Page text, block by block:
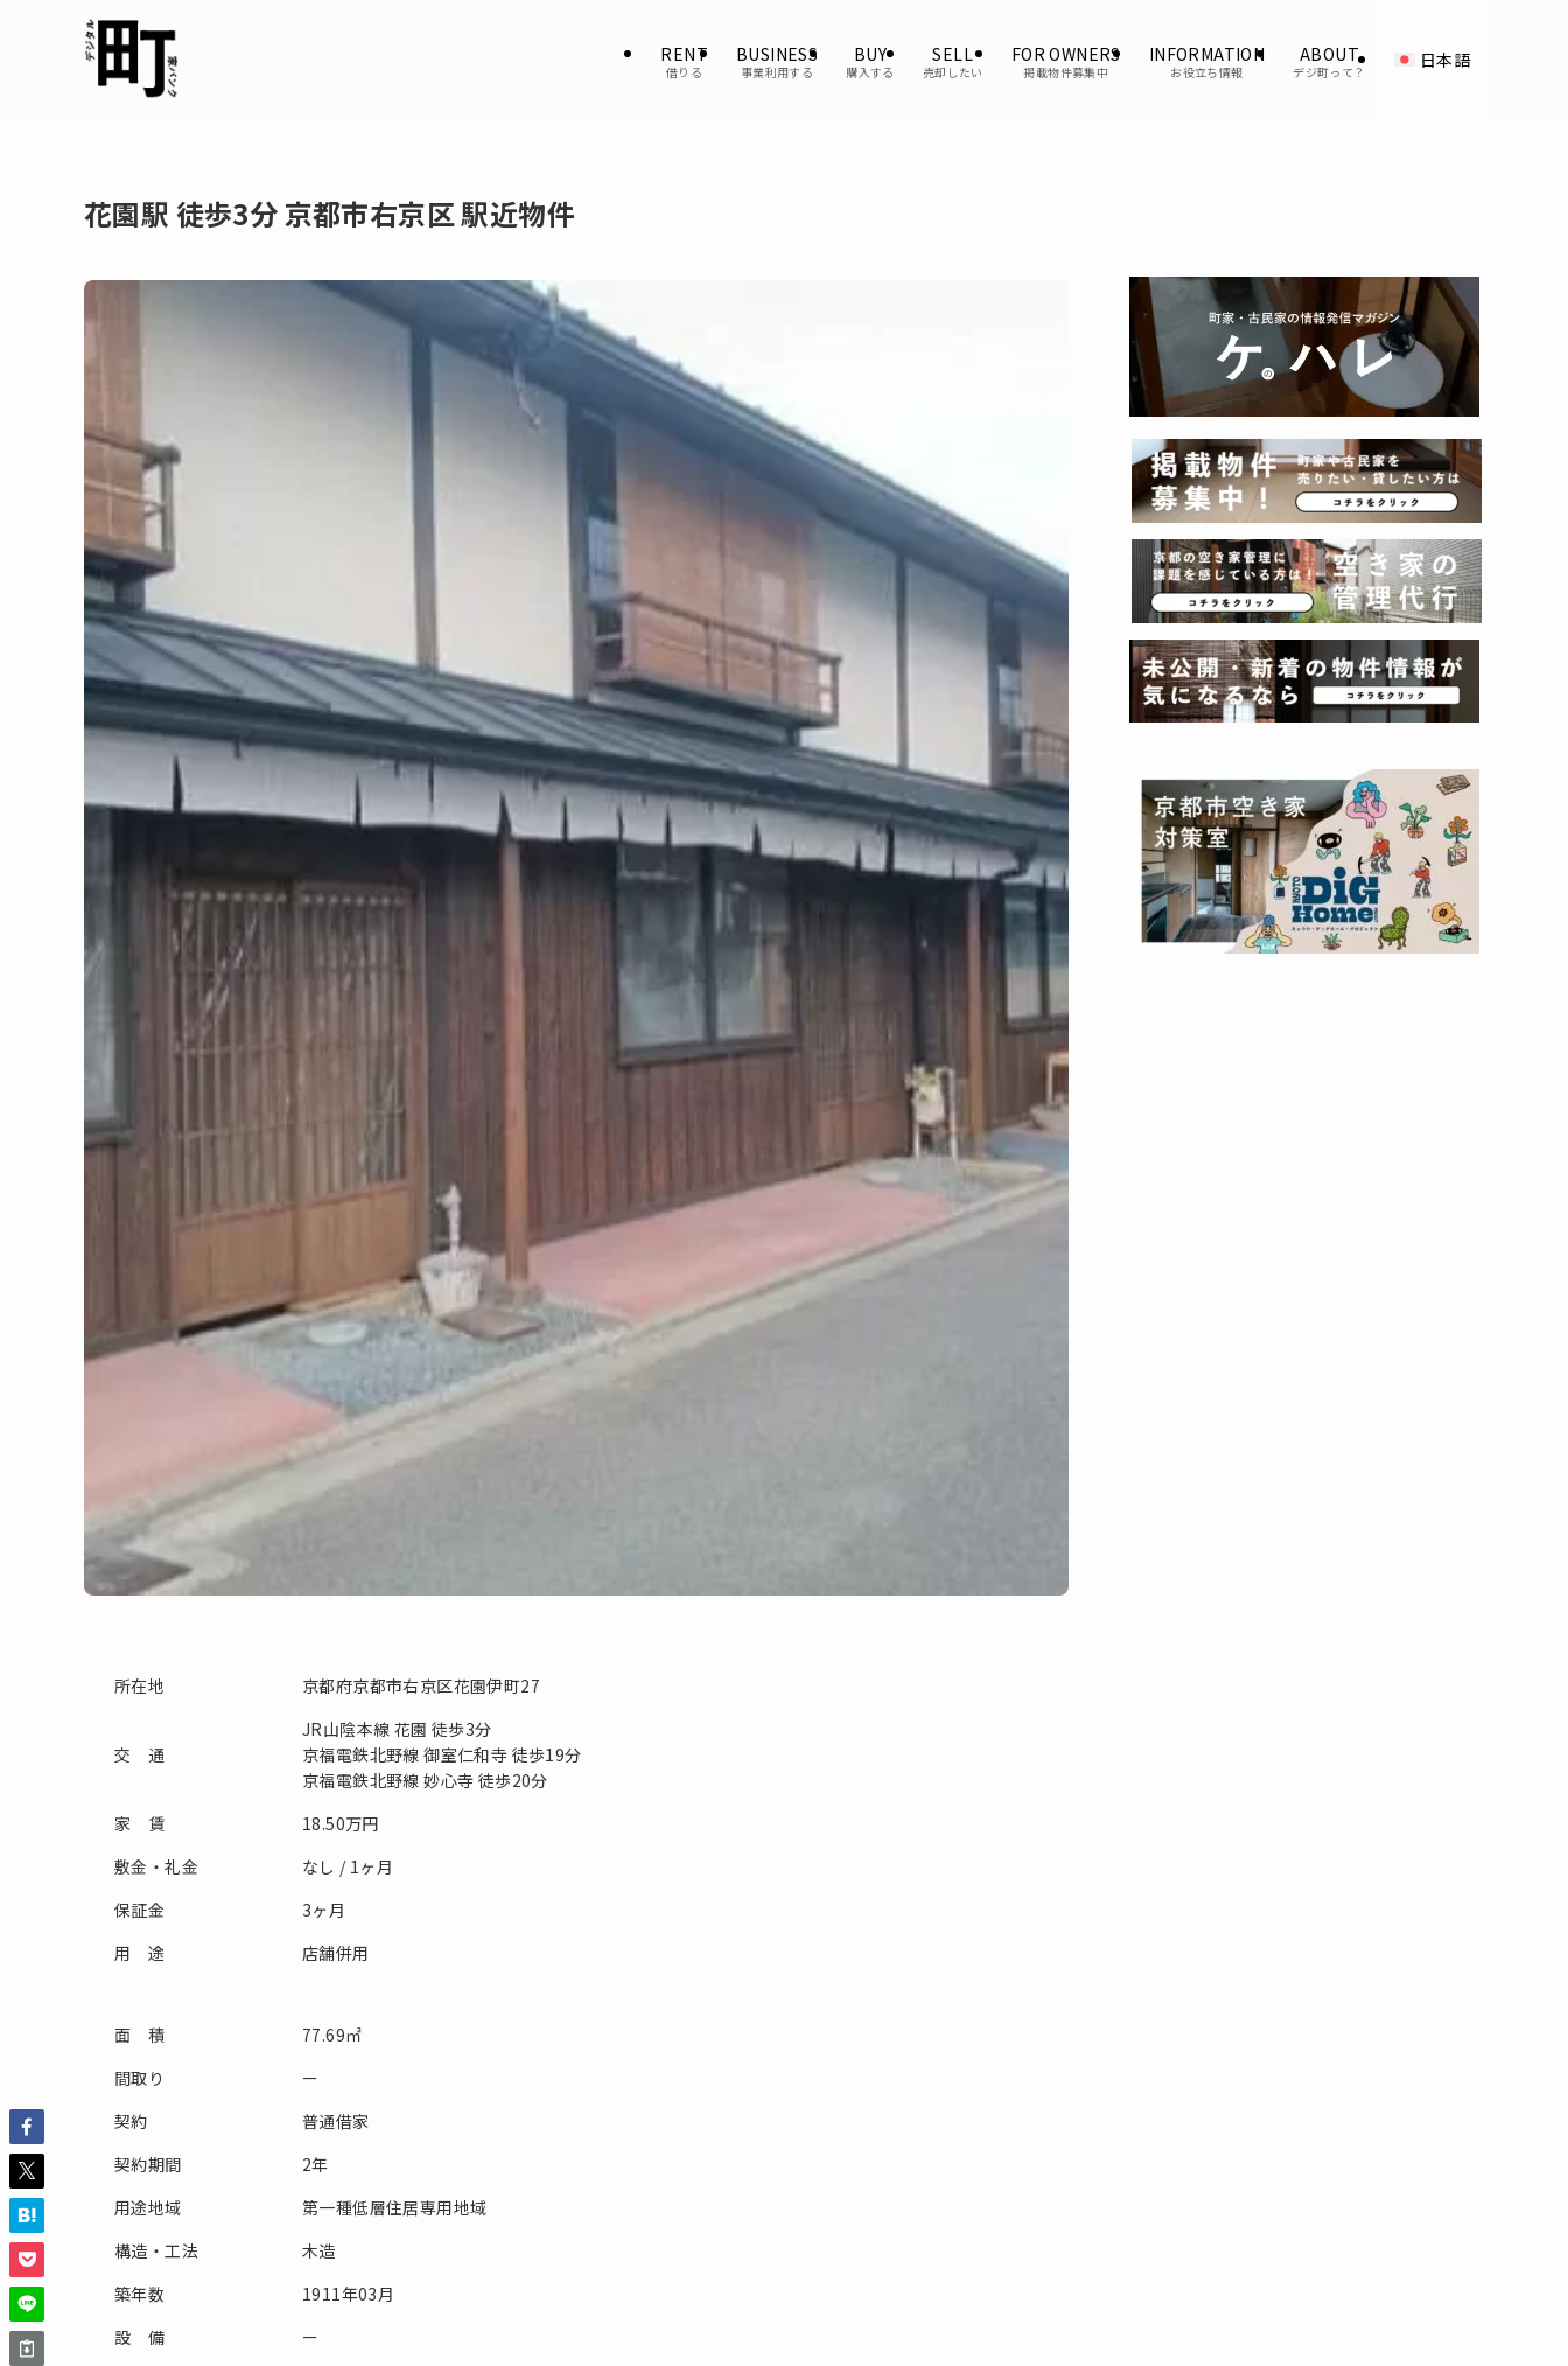
RENT
借りる
BUSINESS
事業利用する
BUY
購入する
SELL
売却したい
FOR OWNERS
掲載物件募集中
INFORMATION
お役立ち情報
ABOUT
デジ町って？
日本語
花園駅 徒歩3分 京都市右京区 駅近物件
所在地 京都府京都市右京区花園伊町27
交 通
JR山陰本線 花園 徒歩3分
京福電鉄北野線 御室仁和寺 徒歩19分
京福電鉄北野線 妙心寺 徒歩20分
家 賃
18.50万円
敷金・礼金
なし / 1ヶ月
保証金
3ヶ月
用 途
店舗併用
面 積
77.69㎡
間取り
ー
契約
普通借家
契約期間
2年
用途地域
第一種低層住居専用地域
構造・工法
木造
築年数
1911年03月
設 備
ー